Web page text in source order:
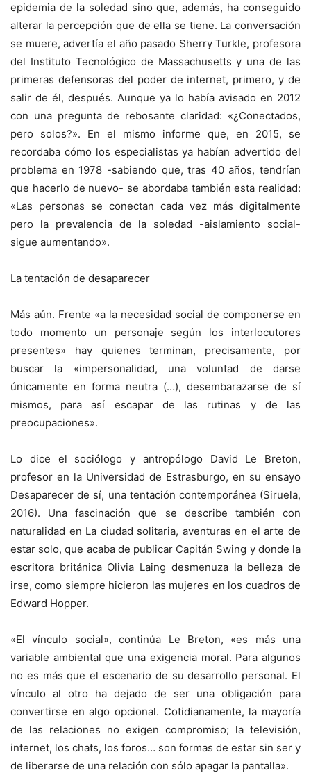
epidemia de la soledad sino que, además, ha conseguido
alterar la percepción que de ella se tiene. La conversación
se muere, advertía el año pasado Sherry Turkle, profesora
del Instituto Tecnológico de Massachusetts y una de las
primeras defensoras del poder de internet, primero, y de
salir de él, después. Aunque ya lo había avisado en 2012
con una pregunta de rebosante claridad: «¿Conectados,
pero solos?». En el mismo informe que, en 2015, se
recordaba cómo los especialistas ya habían advertido del
problema en 1978 -sabiendo que, tras 40 años, tendrían
que hacerlo de nuevo- se abordaba también esta realidad:
«Las personas se conectan cada vez más digitalmente
pero la prevalencia de la soledad -aislamiento social-
sigue aumentando».
La tentación de desaparecer
Más aún. Frente «a la necesidad social de componerse en
todo momento un personaje según los interlocutores
presentes» hay quienes terminan, precisamente, por
buscar la «impersonalidad, una voluntad de darse
únicamente en forma neutra (…), desembarazarse de sí
mismos, para así escapar de las rutinas y de las
preocupaciones».
Lo dice el sociólogo y antropólogo David Le Breton,
profesor en la Universidad de Estrasburgo, en su ensayo
Desaparecer de sí, una tentación contemporánea (Siruela,
2016). Una fascinación que se describe también con
naturalidad en La ciudad solitaria, aventuras en el arte de
estar solo, que acaba de publicar Capitán Swing y donde la
escritora británica Olivia Laing desmenuza la belleza de
irse, como siempre hicieron las mujeres en los cuadros de
Edward Hopper.
«El vínculo social», continúa Le Breton, «es más una
variable ambiental que una exigencia moral. Para algunos
no es más que el escenario de su desarrollo personal. El
vínculo al otro ha dejado de ser una obligación para
convertirse en algo opcional. Cotidianamente, la mayoría
de las relaciones no exigen compromiso; la televisión,
internet, los chats, los foros… son formas de estar sin ser y
de liberarse de una relación con sólo apagar la pantalla».